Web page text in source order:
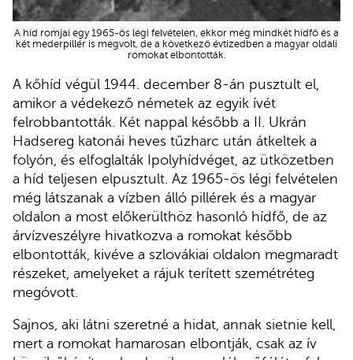
A híd romjai egy 1965-ös légi felvételen, ekkor még mindkét hídfő és a
két mederpillér is megvolt, de a következő évtizedben a magyar oldali
romokat elbontották.
A kőhíd végül 1944. december 8-án pusztult el,
amikor a védekező németek az egyik ívét
felrobbantották. Két nappal később a II. Ukrán
Hadsereg katonái heves tűzharc után átkeltek a
folyón, és elfoglalták Ipolyhídvéget, az ütközetben
a híd teljesen elpusztult. Az 1965-ös légi felvételen
még látszanak a vízben álló pillérek és a magyar
oldalon a most előkerülthöz hasonló hídfő, de az
árvízveszélyre hivatkozva a romokat később
elbontották, kivéve a szlovákiai oldalon megmaradt
részeket, amelyeket a rájuk terített szemétréteg
megóvott.
Sajnos, aki látni szeretné a hidat, annak sietnie kell,
mert a romokat hamarosan elbontják, csak az ív